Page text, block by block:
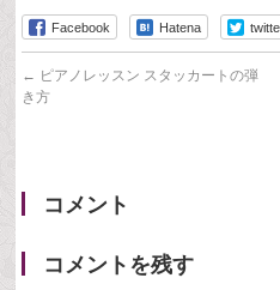
Facebook Hatena
← ピアノレッスン スタッカートの弾
き方
コメント
コメントを残す